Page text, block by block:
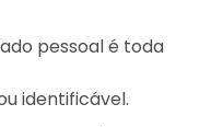
pessoal é toda
identificável.